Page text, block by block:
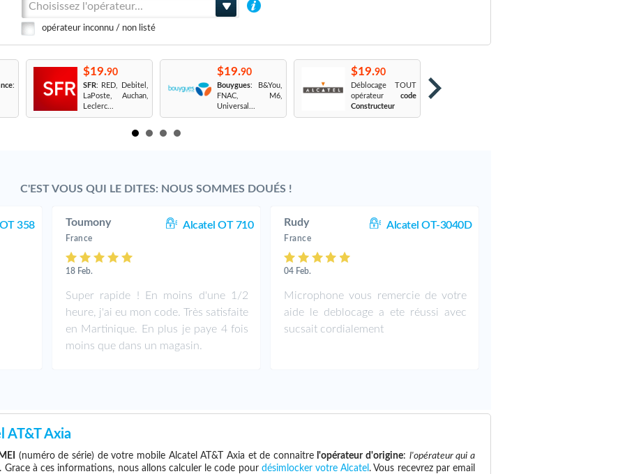
Choisissez l'opérateur...
opérateur inconnu / non listé
:
$19.90
SFR: RED, Debitel,
LaPoste, Auchan,
Leclerc...
$19.90
Bouygues: B&You,
FNAC, M6,
Universal...
$19.90
Déblocage TOUT
opérateur code
Constructeur
C'EST VOUS QUI LE DITES: NOUS SOMMES DOUÉS !
358 Toumony Alcatel OT 710
France
18 Feb.
Super rapide ! En moins d'une 1/2
heure, j'ai eu mon code. Très satisfaite
en Martinique. En plus je paye 4 fois
moins que dans un magasin.
Rudy Alcatel OT-3040D
France
04 Feb.
Microphone vous remercie de votre
aide le deblocage a ete réussi avec
sucsait cordialement
AT&T Axia
(numéro de série) de votre mobile Alcatel AT&T Axia et de connaitre l'opérateur d'origine: l'opérateur qui a
. Grace à ces informations, nous allons calculer le code pour désimlocker votre Alcatel . Vous recevrez par email